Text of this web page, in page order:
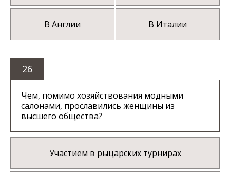
В Англии В Италии
26
Чем, помимо хозяйствования модными
салонами, прославились женщины из
высшего общества?
Участием в рыцарских турнирах